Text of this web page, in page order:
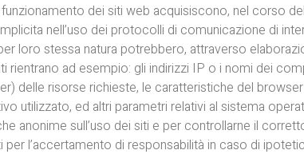
dei siti web acquisiscono, nel corso
nell’uso dei protocolli di comunicazione di
loro stessa natura potrebbero, attraverso
rientrano ad esempio: gli indirizzi IP o i nomi dei
delle risorse richieste, le caratteristiche del
utilizzato, ed altri parametri relativi al sistema
anonime sull’uso dei siti e per controllarne il
l’accertamento di responsabilità in caso di